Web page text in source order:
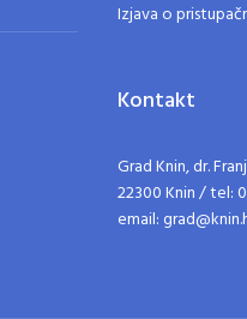
Izjava o
Kontakt
Grad Knin, dr.
22300 Knin / tel:
email: